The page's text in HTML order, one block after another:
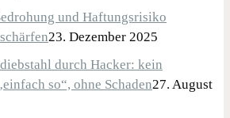
und Haftungsrisiko
23. Dezember 2025
durch Hacker: kein
so“, ohne Schaden27. August